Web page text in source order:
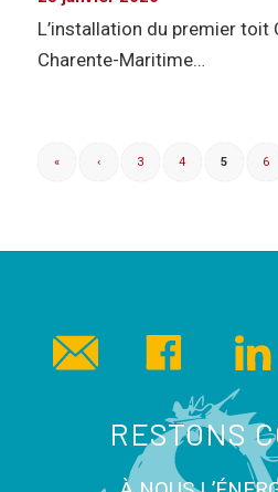
L’installation du premier toit
Charente-Maritime…
« ‹ 3 4 5 6
RESTONS